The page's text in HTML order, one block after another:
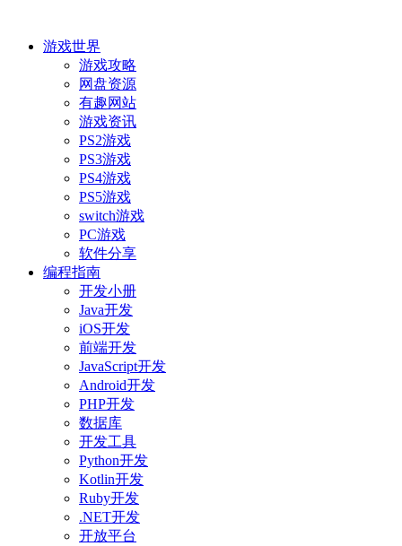
游戏世界
游戏攻略
网盘资源
有趣网站
游戏资讯
PS2游戏
PS3游戏
PS4游戏
PS5游戏
switch游戏
PC游戏
软件分享
编程指南
开发小册
Java开发
iOS开发
前端开发
JavaScript开发
Android开发
PHP开发
数据库
开发工具
Python开发
Kotlin开发
Ruby开发
.NET开发
开放平台